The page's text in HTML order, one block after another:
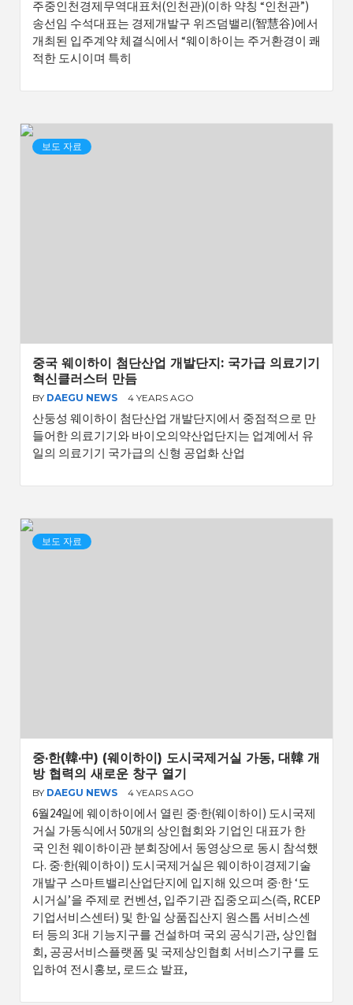
주중인천경제무역대표처(인천관)(이하 약칭 “인천관”)
송선임 수석대표는 경제개발구 위즈덤밸리(智慧谷)에서
개최된 입주계약 체결식에서 “웨이하이는 주거환경이 쾌
적한 도시이며 특히
보도 자료
중국 웨이하이 첨단산업 개발단지: 국가급 의료기기
혁신클러스터 만듬
BY DAEGU NEWS 4 YEARS AGO
산둥성 웨이하이 첨단산업 개발단지에서 중점적으로 만
들어한 의료기기와 바이오의약산업단지는 업계에서 유
일의 의료기기 국가급의 신형 공업화 산업
보도 자료
중·한(韓·中) (웨이하이) 도시국제거실 가동, 대韓 개
방 협력의 새로운 창구 열기
BY DAEGU NEWS 4 YEARS AGO
6월24일에 웨이하이에서 열린 중·한(웨이하이) 도시국제
거실 가동식에서 50개의 상인협회와 기업인 대표가 한
국 인천 웨이하이관 분회장에서 동영상으로 동시 참석했
다. 중·한(웨이하이) 도시국제거실은 웨이하이경제기술
개발구 스마트밸리산업단지에 입지해 있으며 중·한 ‘도
시거실’을 주제로 컨벤션, 입주기관 집중오피스(즉, RCEP
기업서비스센터) 및 한·일 상품집산지 원스톱 서비스센
터 등의 3대 기능지구를 건설하며 국외 공식기관, 상인협
회, 공공서비스플랫폼 및 국제상인협회 서비스기구를 도
입하여 전시홍보, 로드쇼 발표,